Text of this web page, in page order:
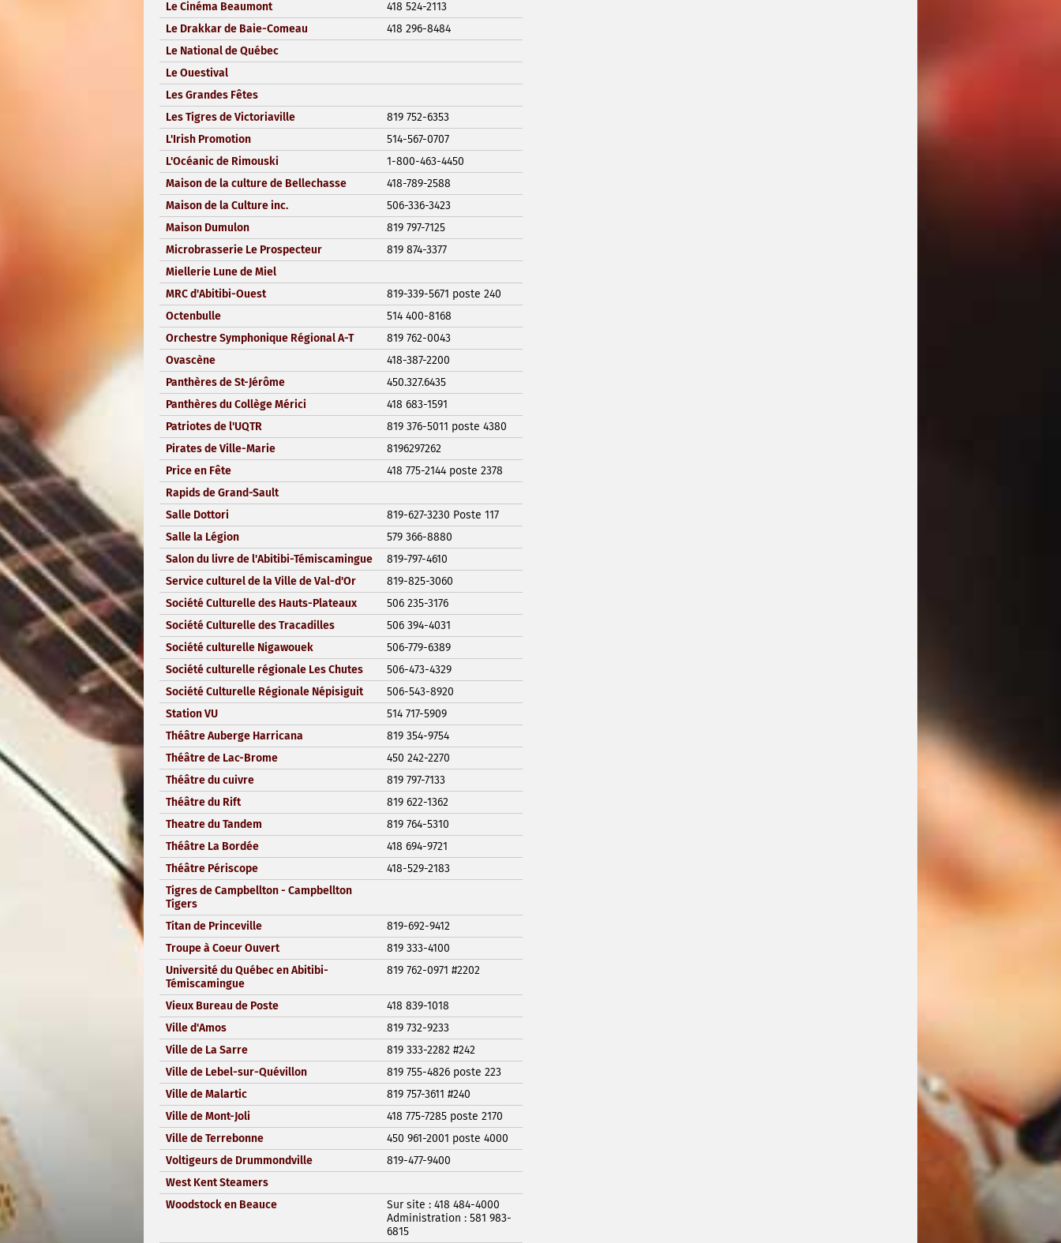
Le Cinéma Beaumont
418 524-2113
Le Drakkar de Baie-Comeau
418 296-8484
Le National de Québec
Le Ouestival
Les Grandes Fêtes
Les Tigres de Victoriaville
819 752-6353
L'Irish Promotion
514-567-0707
L'Océanic de Rimouski
1-800-463-4450
Maison de la culture de Bellechasse
418-789-2588
Maison de la Culture inc.
506-336-3423
Maison Dumulon
819 797-7125
Microbrasserie Le Prospecteur
819 874-3377
Miellerie Lune de Miel
MRC d'Abitibi-Ouest
819-339-5671 poste 240
Octenbulle
514 400-8168
Orchestre Symphonique Régional A-T
819 762-0043
Ovascène
418-387-2200
Panthères de St-Jérôme
450.327.6435
Panthères du Collège Mérici
418 683-1591
Patriotes de l'UQTR
819 376-5011 poste 4380
Pirates de Ville-Marie
8196297262
Price en Fête
418 775-2144 poste 2378
Rapids de Grand-Sault
Salle Dottori
819-627-3230 Poste 117
Salle la Légion
579 366-8880
Salon du livre de l'Abitibi-Témiscamingue
819-797-4610
Service culturel de la Ville de Val-d'Or
819-825-3060
Société Culturelle des Hauts-Plateaux
506 235-3176
Société Culturelle des Tracadilles
506 394-4031
Société culturelle Nigawouek
506-779-6389
Société culturelle régionale Les Chutes
506-473-4329
Société Culturelle Régionale Népisiguit
506-543-8920
Station VU
514 717-5909
Théâtre Auberge Harricana
819 354-9754
Théâtre de Lac-Brome
450 242-2270
Théâtre du cuivre
819 797-7133
Théâtre du Rift
819 622-1362
Theatre du Tandem
819 764-5310
Théâtre La Bordée
418 694-9721
Théâtre Périscope
418-529-2183
Tigres de Campbellton - Campbellton
Tigers
Titan de Princeville
819-692-9412
Troupe à Coeur Ouvert
819 333-4100
Université du Québec en Abitibi-
Témiscamingue
819 762-0971 #2202
Vieux Bureau de Poste
418 839-1018
Ville d'Amos
819 732-9233
Ville de La Sarre
819 333-2282 #242
Ville de Lebel-sur-Quévillon
819 755-4826 poste 223
Ville de Malartic
819 757-3611 #240
Ville de Mont-Joli
418 775-7285 poste 2170
Ville de Terrebonne
450 961-2001 poste 4000
Voltigeurs de Drummondville
819-477-9400
West Kent Steamers
Woodstock en Beauce
Sur site : 418 484-4000
Administration : 581 983-
6815